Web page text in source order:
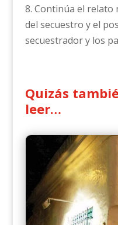
8. Continúa el
del secuestro y el
secuestrador y los
Quizás
leer…